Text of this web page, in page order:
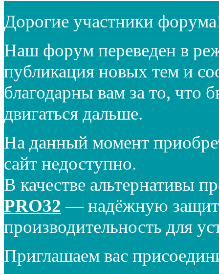
Дорогие участники
Наш форум переведен в
публикация новых тем и
благодарны вам за то, что
двигаться дальше.
На данный момент
сайт недоступно.
В качестве альтернативы
PRO32 — надёжную
производительность для
Приглашаем вас